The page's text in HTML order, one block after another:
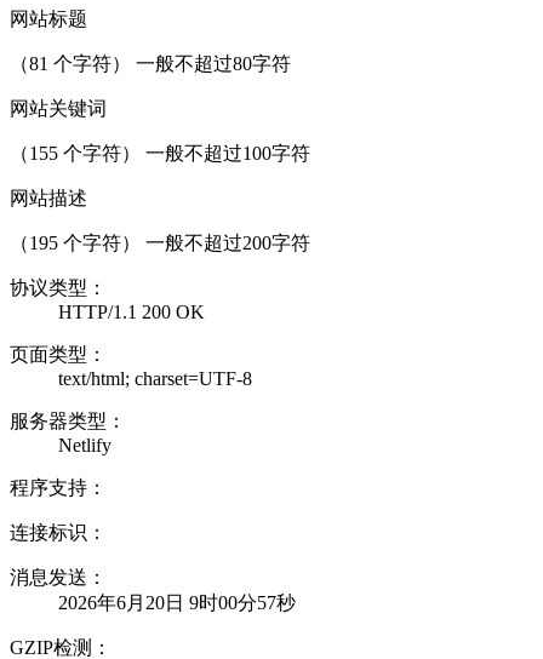
网站标题
（81 个字符） 一般不超过80字符
网站关键词
（155 个字符） 一般不超过100字符
网站描述
（195 个字符） 一般不超过200字符
协议类型：
HTTP/1.1 200 OK
页面类型：
text/html; charset=UTF-8
服务器类型：
Netlify
程序支持：
连接标识：
消息发送：
2026年6月20日 9时00分57秒
GZIP检测：